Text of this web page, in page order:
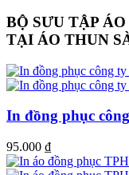
BỘ SƯU TẬP
TẠI ÁO THUN
In đồng phục
95.000 ₫